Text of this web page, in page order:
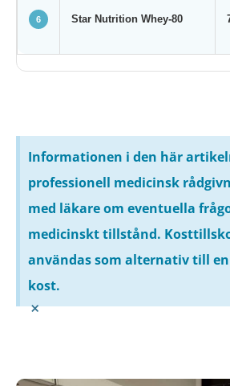
6 Star Nutrition Whey-80
Informationen i den här
professionell medicinsk
med läkare om eventuella
medicinskt tillstånd.
användas som alternativ till
kost.
×